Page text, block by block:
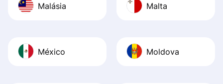
Malásia Malta
México Moldova